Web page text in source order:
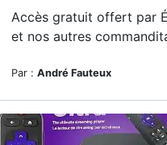
Accès gratuit offert par
et nos autres
Par : André Fauteux